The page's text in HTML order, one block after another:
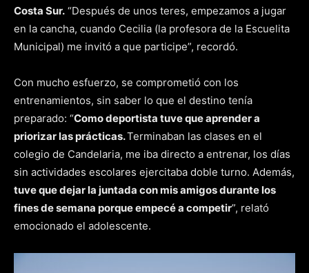
Costa Sur. “Después de unos teres, empezamos a jugar
en la cancha, cuando Cecilia (la profesora de la Escuelita
Municipal) me invitó a que participe”, recordó.
Con mucho esfuerzo, se comprometió con los
entrenamientos, sin saber lo que el destino tenía
preparado: “Como deportista tuve que aprender a
priorizar las prácticas.Terminaban las clases en el
colegio de Candelaria, me iba directo a entrenar, los días
sin actividades escolares ejercitaba doble turno. Además,
tuve que dejar la juntada con mis amigos durante los
fines de semana porque empecé a competir”, relató
emocionado el adolescente.